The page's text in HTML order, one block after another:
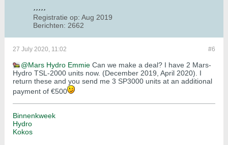
Registratie op: Aug 2019
Berichten: 2662
#6
27 July 2020, 11:02
Mars Hydro Emmie Can we make a deal? I have 2 Mars-
Hydro TSL-2000 units now. (December 2019, April 2020). I
return these and you send me 3 SP3000 units at an additional
payment of €500
Binnenkweek
Hydro
Kokos